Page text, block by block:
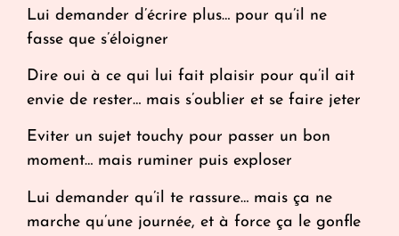
Lui demander d’écrire plus… pour qu’il ne
fasse que s’éloigner
Dire oui à ce qui lui fait plaisir pour qu’il ait
envie de rester… mais s’oublier et se faire jeter
Eviter un sujet touchy pour passer un bon
moment… mais ruminer puis exploser
Lui demander qu’il te rassure… mais ça ne
marche qu’une journée, et à force ça le gonfle